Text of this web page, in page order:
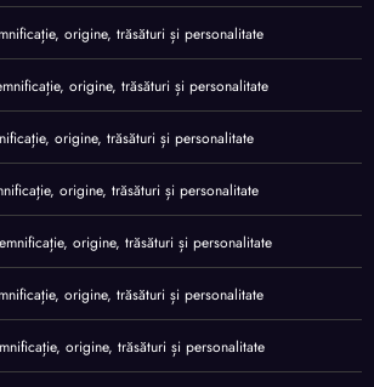
origine, trăsături și personalitate
origine, trăsături și personalitate
origine, trăsături și personalitate
origine, trăsături și personalitate
origine, trăsături și personalitate
origine, trăsături și personalitate
origine, trăsături și personalitate